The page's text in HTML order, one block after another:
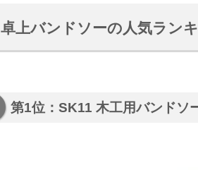
卓上バンドソーの人気ラン
第1位：SK11 木工用バンドソ